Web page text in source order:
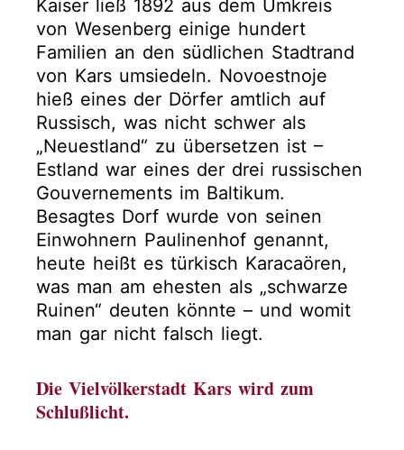
Kaiser ließ 1892 aus dem Umkreis
von Wesenberg einige hundert
Familien an den südlichen Stadtrand
von Kars umsiedeln. Novoestnoje
hieß eines der Dörfer amtlich auf
Russisch, was nicht schwer als
„Neuestland“ zu übersetzen ist –
Estland war eines der drei russischen
Gouvernements im Baltikum.
Besagtes Dorf wurde von seinen
Einwohnern Paulinenhof genannt,
heute heißt es türkisch Karacaören,
was man am ehesten als „schwarze
Ruinen“ deuten könnte – und womit
man gar nicht falsch liegt.
Die Vielvölkerstadt Kars wird zum
Schlußlicht.